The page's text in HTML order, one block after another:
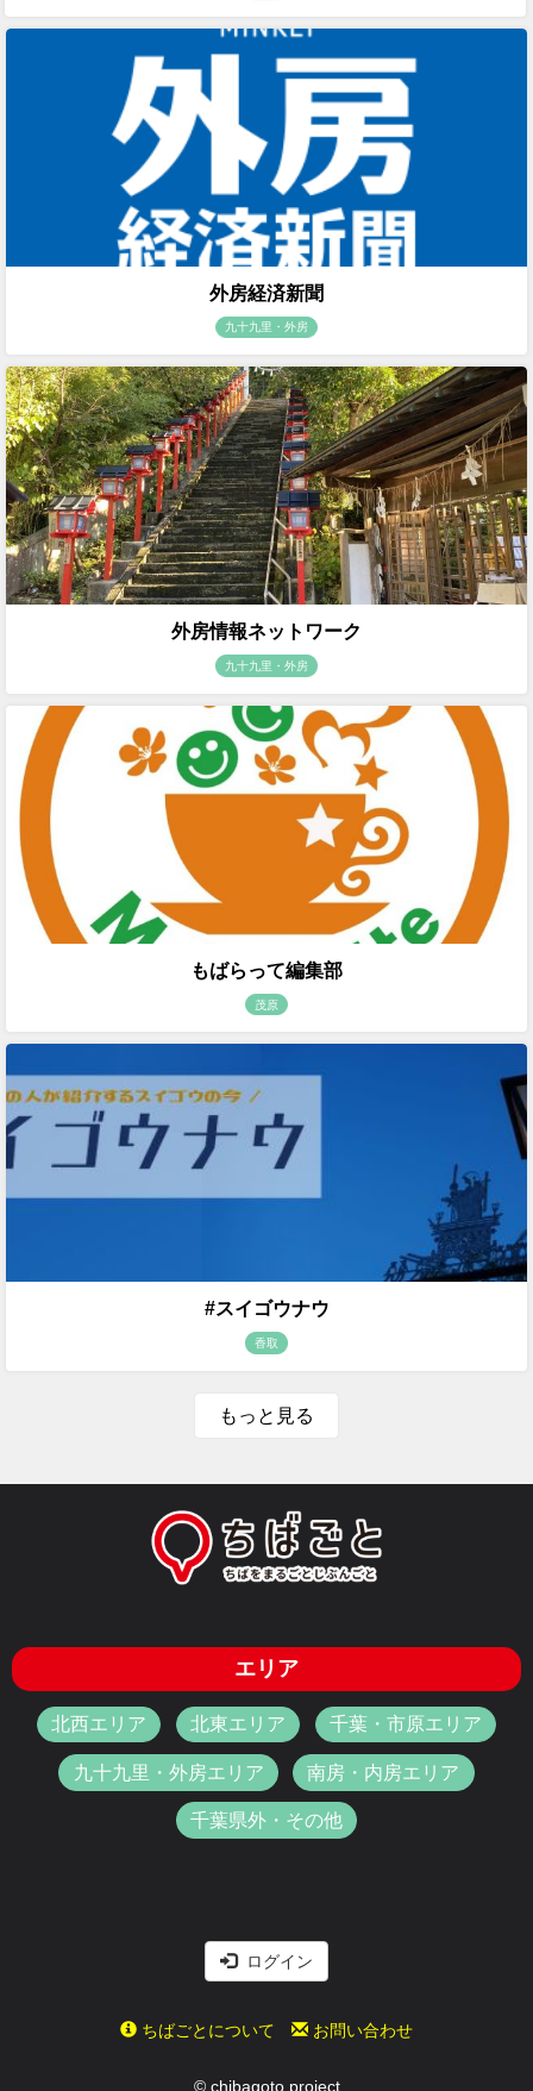
外房経済新聞
九十九里・外房
外房情報ネットワーク
九十九里・外房
もばらって編集部
茂原
#スイゴウナウ
香取
もっと見る
エリア
北西エリア 北東エリア 千葉・市原エリア
九十九里・外房エリア 南房・内房エリア
千葉県外・その他
ログイン
ちばごとについて お問い合わせ
© chibagoto project